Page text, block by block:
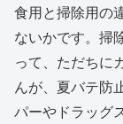
食用と掃除用の
ないかです。掃
って、ただちに
んが、夏バテ防
パーやドラッグ